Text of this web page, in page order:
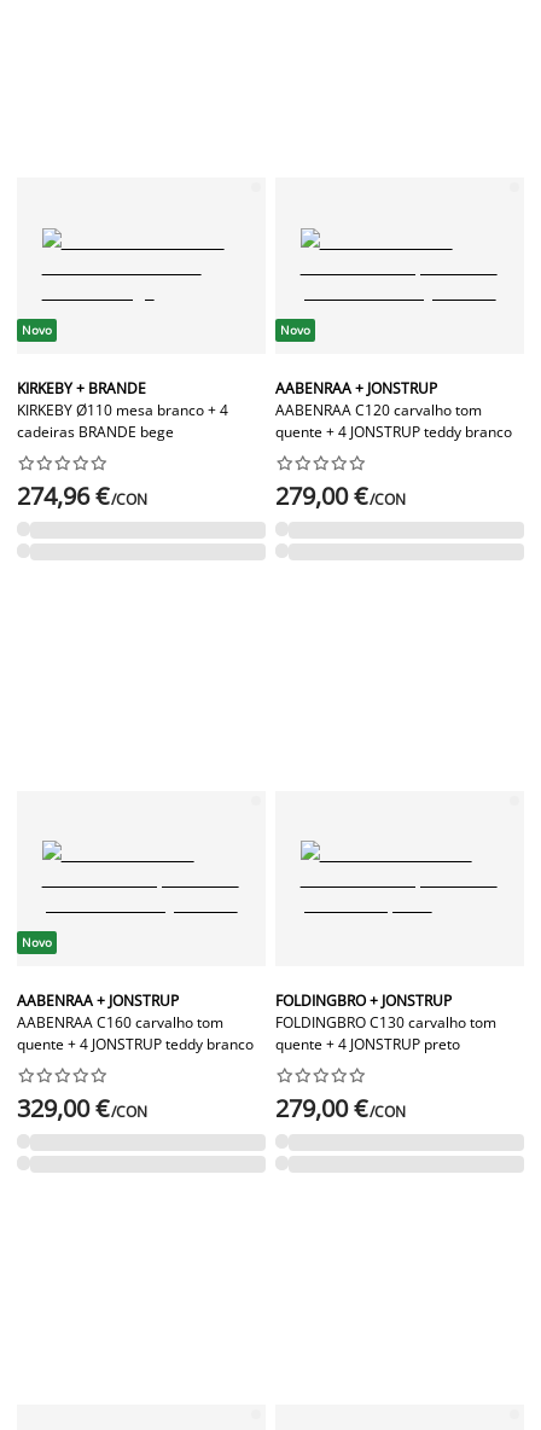
Novo
KIRKEBY + BRANDE
KIRKEBY Ø110 mesa branco + 4
cadeiras BRANDE bege






274,96 €/CON
Novo
AABENRAA + JONSTRUP
AABENRAA C120 carvalho tom
quente + 4 JONSTRUP teddy branco






279,00 €/CON
Novo
AABENRAA + JONSTRUP
AABENRAA C160 carvalho tom
quente + 4 JONSTRUP teddy branco






329,00 €/CON
FOLDINGBRO + JONSTRUP
FOLDINGBRO C130 carvalho tom
quente + 4 JONSTRUP preto






279,00 €/CON